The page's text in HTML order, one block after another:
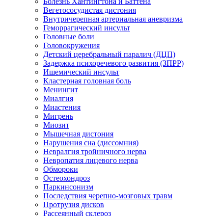
Вегетососудистая дистония
Внутричерепная артериальная аневризма
Геморрагический инсульт
Головные боли
Головокружения
Детский церебральный паралич (ДЦП)
Задержка психоречевого развития (ЗПРР)
Ишемический инсульт
Кластерная головная боль
Менингит
Миалгия
Миастения
Мигрень
Миозит
Мышечная дистония
Нарушения сна (диссомния)
Невралгия тройничного нерва
Невропатия лицевого нерва
Обмороки
Остеохондроз
Паркинсонизм
Последствия черепно-мозговых травм
Протрузия дисков
Рассеянный склероз